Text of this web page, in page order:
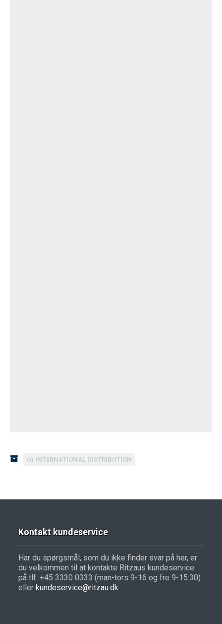
O) INTERNATIONAL DISTRIBUTION
Kontakt kundeservice
Har du spørgsmål, som du ikke finder svar på her, er
du velkommen til at kontakte Ritzaus kundeservice
på tlf. +45 3330 0333 (man-tors 9-16 og fre 9-15:30)
eller kundeservice@ritzau.dk